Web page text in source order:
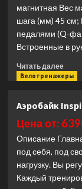
магнитная Вес
шага (мм) 45 см;
педалями (Q-
Встроенные в
Читать далее
цена)
Велотренажеры
Аэробайк
Цена от:
Описание
под себя, под
нагрузку. Вы
Каждый